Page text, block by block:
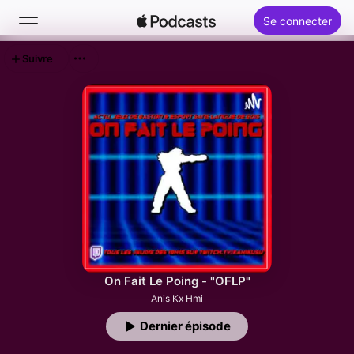
Se connecter
On Fait Le Poing - "OFLP"
Anis Kx Hmi
Dernier épisode
Suivre